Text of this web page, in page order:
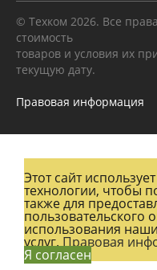
© Техком 2026. Все
стоимость
товаров и условия их
текущую дату.
Правовая информация
Этот сайт
технологии, чтобы
также для
пользовательского
использования
услуг.Правовая
Я согласен